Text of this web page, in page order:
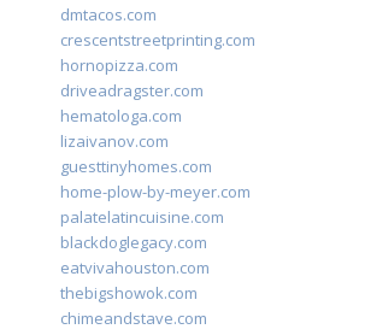
dmtacos.com
crescentstreetprinting.com
hornopizza.com
driveadragster.com
hematologa.com
lizaivanov.com
guesttinyhomes.com
home-plow-by-meyer.com
palatelatincuisine.com
blackdoglegacy.com
eatvivahouston.com
thebigshowok.com
chimeandstave.com